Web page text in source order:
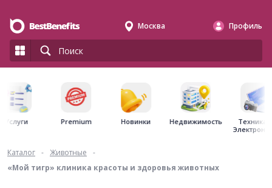
Москва Профиль
Услуги Premium Новинки Недвижимость
Техника
Каталог - Животные
-
«Мой тигр» клиника красоты и здоровья животных